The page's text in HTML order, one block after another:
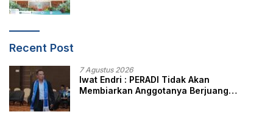
Recent Post
7 Agustus 2026
Iwat Endri : PERADI Tidak Akan
Membiarkan Anggotanya Berjuang